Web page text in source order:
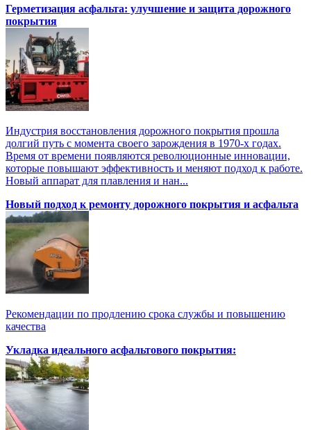
Герметизация асфальта: улучшение и защита дорожного
покрытия
Индустрия восстановления дорожного покрытия прошла
долгий путь с момента своего зарождения в 1970-х годах.
Время от времени появляются революционные инновации,
которые повышают эффективность и меняют подход к работе.
Новый аппарат для плавления и нан...
Новый подход к ремонту дорожного покрытия и асфальта
Рекомендации по продлению срока службы и повышению
качества
Укладка идеального асфальтового покрытия: